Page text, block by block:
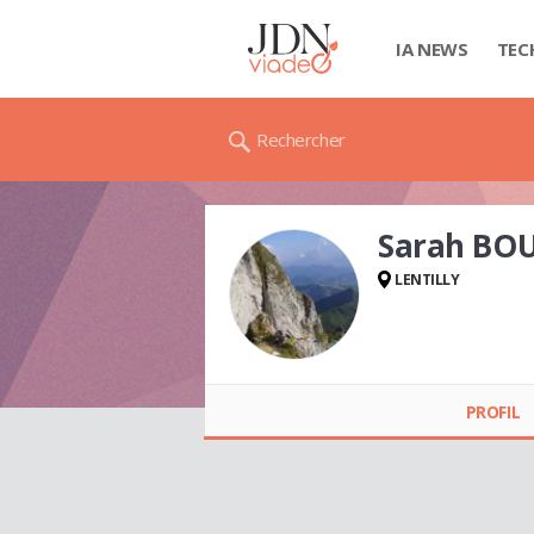
IA NEWS
Rechercher
Sarah
LENTILLY
PROFIL